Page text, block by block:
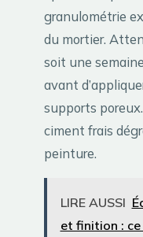
granulométrie
du mortier.
soit une
avant
supports
ciment frais
peinture.
LIRE AUSSI
et finition :